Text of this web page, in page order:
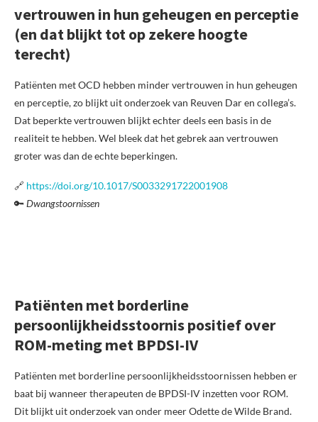
vertrouwen in hun geheugen en perceptie
(en dat blijkt tot op zekere hoogte
terecht)
Patiënten met OCD hebben minder vertrouwen in hun geheugen
en perceptie, zo blijkt uit onderzoek van Reuven Dar en collega’s.
Dat beperkte vertrouwen blijkt echter deels een basis in de
realiteit te hebben. Wel bleek dat het gebrek aan vertrouwen
groter was dan de echte beperkingen.
🔗 https://doi.org/10.1017/S0033291722001908
🔑Dwangstoornissen
Patiënten met borderline
persoonlijkheidsstoornis positief over
ROM-meting met BPDSI-IV
Patiënten met borderline persoonlijkheidsstoornissen hebben er
baat bij wanneer therapeuten de BPDSI-IV inzetten voor ROM.
Dit blijkt uit onderzoek van onder meer Odette de Wilde Brand.